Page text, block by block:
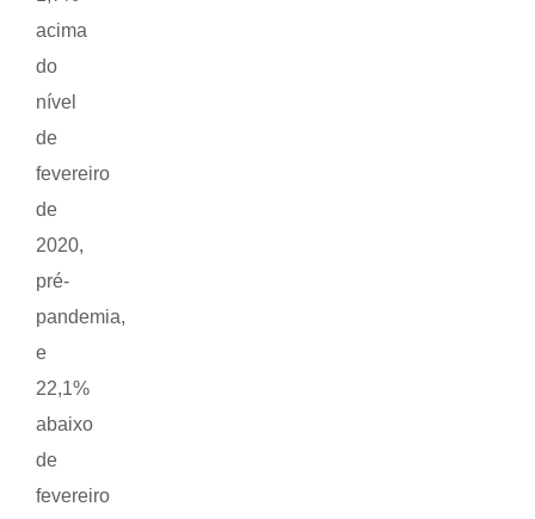
acima
do
nível
de
fevereiro
de
2020,
pré-
pandemia,
e
22,1%
abaixo
de
fevereiro